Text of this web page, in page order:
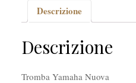
Descrizione
Descrizione
Tromba Yamaha Nuova